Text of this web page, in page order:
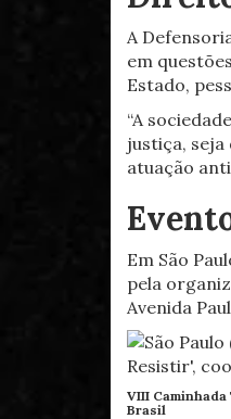
A
em
Estado,
“A
justiça, seja
atuação
Em São
pela
Avenida
VIII Caminhada
Brasil